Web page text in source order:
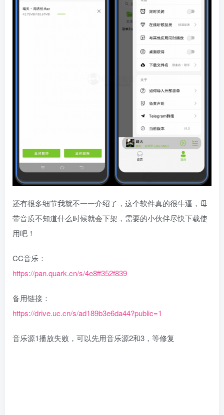
​还有很多细节我就不一一介绍了，这个软件真的很牛逼，母
带音质不知道什么时候就会下架，需要的小伙伴尽快下载使
用吧！
CC音乐：
https://pan.quark.cn/s/4e8ff352f839
备用链接：
https://drive.uc.cn/s/ad189b3e6da44?public=1
音乐源1播放失败，可以先用音乐源2和3，等修复